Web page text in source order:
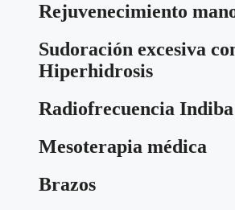
Rejuvenecimiento
Sudoración excesiva
Hiperhidrosis
Radiofrecuencia Indiba
Mesoterapia médica
Brazos